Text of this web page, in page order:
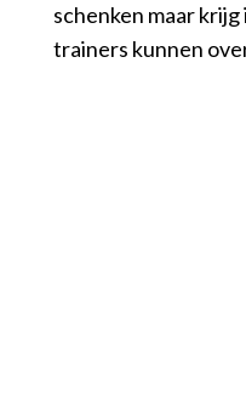
schenken maar
trainers kunnen